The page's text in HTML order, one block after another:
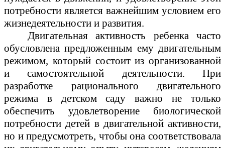
потребности является важнейшим условием его
жизнедеятельности и развития.
Двигательная активность ребенка часто
обусловлена предложенным ему двигательным
режимом, который состоит из организованной
и самостоятельной деятельности. При
разработке рационального двигательного
режима в детском саду важно не только
обеспечить удовлетворение биологической
потребности детей в двигательной активности,
но и предусмотреть, чтобы она соответствовала